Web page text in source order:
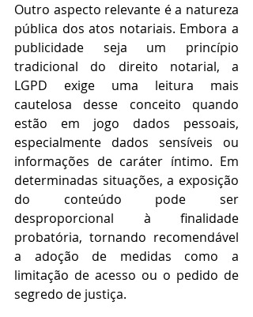
Outro aspecto relevante é a natureza
pública dos atos notariais. Embora a
publicidade seja um princípio
tradicional do direito notarial, a
LGPD exige uma leitura mais
cautelosa desse conceito quando
estão em jogo dados pessoais,
especialmente dados sensíveis ou
informações de caráter íntimo. Em
determinadas situações, a exposição
do conteúdo pode ser
desproporcional à finalidade
probatória, tornando recomendável
a adoção de medidas como a
limitação de acesso ou o pedido de
segredo de justiça.